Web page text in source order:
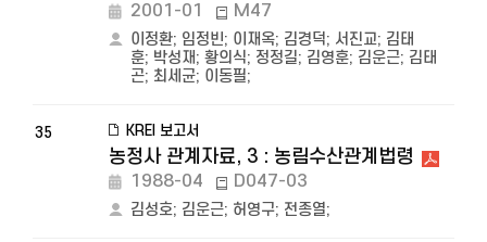
2001-01 M47
이정환; 임정빈; 이재옥; 김경덕; 서진교; 김태
훈; 박성재; 황의식; 정정길; 김영훈; 김운근; 김태
곤; 최세균; 이동필;
35 KREI 보고서
농정사 관계자료, 3 : 농림수산관계법령
1988-04 D047-03
김성호; 김운근; 허영구; 전종열;